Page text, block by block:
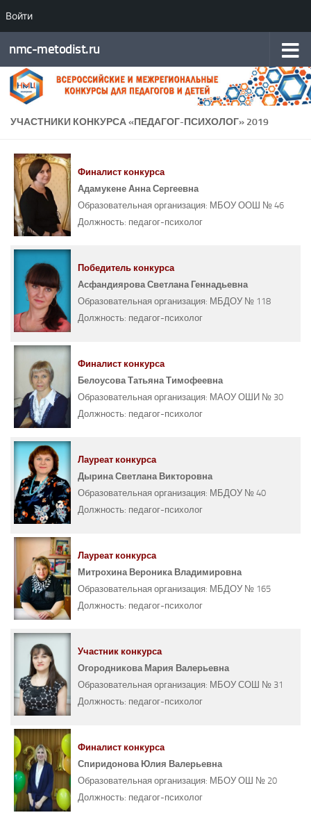
ВойтиПерейти к содержимому
nmc-metodist.ru
УЧАСТНИКИ КОНКУРСА «ПЕДАГОГ-ПСИХОЛОГ» 2019
Финалист конкурса
Адамукене Анна Сергеевна
Образовательная организация: МБОУ ООШ № 46
Должность: педагог-психолог
Победитель конкурса
Асфандиярова Светлана Геннадьевна
Образовательная организация: МБДОУ № 118
Должность: педагог-психолог
Финалист конкурса
Белоусова Татьяна Тимофеевна
Образовательная организация: МАОУ ОШИ № 30
Должность: педагог-психолог
Лауреат конкурса
Дырина Светлана Викторовна
Образовательная организация: МБДОУ № 40
Должность: педагог-психолог
Лауреат конкурса
Митрохина Вероника Владимировна
Образовательная организация: МБДОУ № 165
Должность: педагог-психолог
Участник конкурса
Огородникова Мария Валерьевна
Образовательная организация: МБОУ СОШ № 31
Должность: педагог-психолог
Финалист конкурса
Спиридонова Юлия Валерьевна
Образовательная организация: МБОУ ОШ № 20
Должность: педагог-психолог